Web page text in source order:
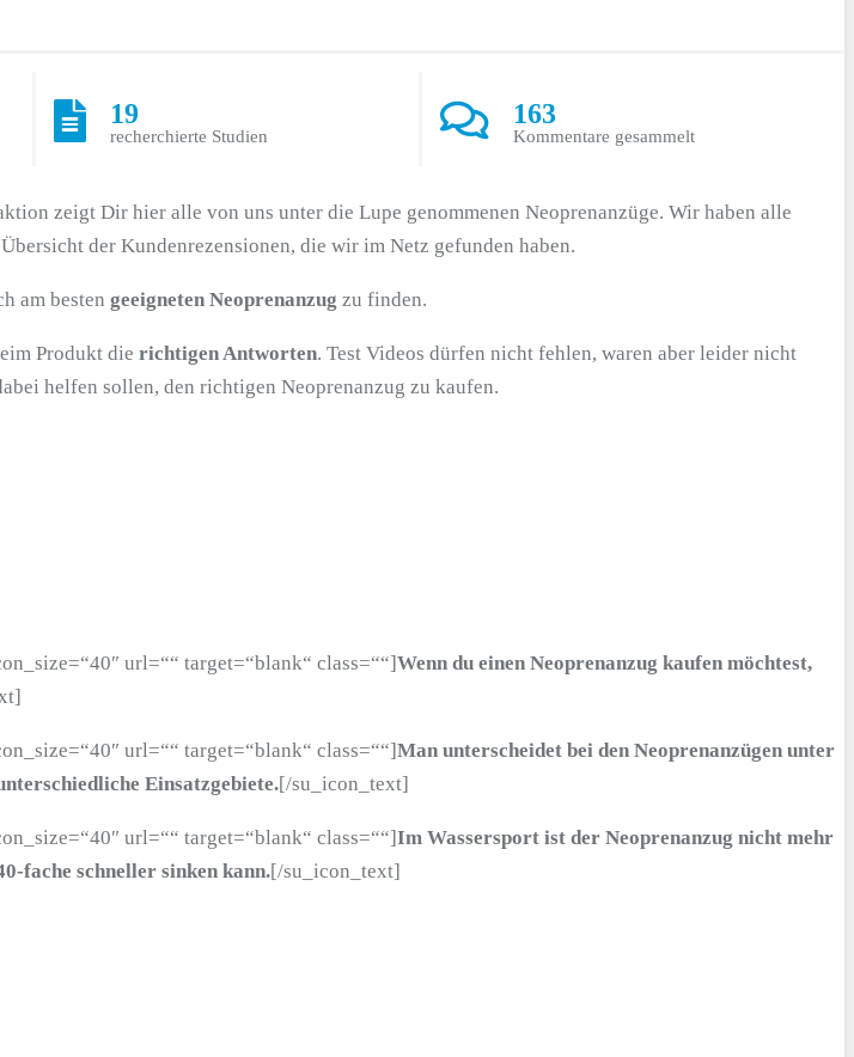
19
recherchierte Studien
163
Kommentare gesammelt
zeigt Dir hier alle von uns unter die Lupe genommenen Neoprenanzüge. Wir haben alle
der Kundenrezensionen, die wir im Netz gefunden haben.
am besten geeigneten Neoprenanzug zu finden.
Produkt die richtigen Antworten. Test Videos dürfen nicht fehlen, waren aber leider nicht
helfen sollen, den richtigen Neoprenanzug zu kaufen.
url=““ target=“blank“ class=““]Wenn du einen Neoprenanzug kaufen möchtest,
url=““ target=“blank“ class=““]Man unterscheidet bei den Neoprenanzügen unter
Einsatzgebiete.[/su_icon_text]
url=““ target=“blank“ class=““]Im Wassersport ist der Neoprenanzug nicht mehr
fache schneller sinken kann.[/su_icon_text]